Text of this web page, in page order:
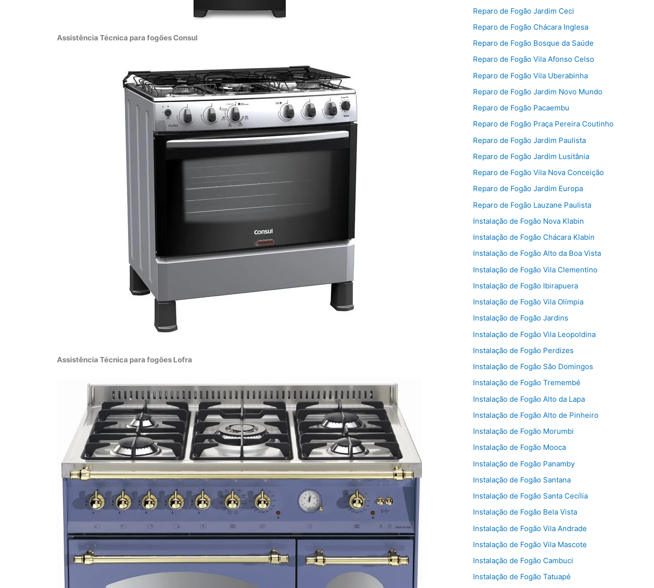
Assistência Técnica para fogões Consul
Assistência Técnica para fogões Lofra
Reparo de Fogão Jardim Ceci
Reparo de Fogão Chácara Inglesa
Reparo de Fogão Bosque da Saúde
Reparo de Fogão Vila Afonso Celso
Reparo de Fogão Vila Uberabinha
Reparo de Fogão Jardim Novo Mundo
Reparo de Fogão Pacaembu
Reparo de Fogão Praça Pereira Coutinho
Reparo de Fogão Jardim Paulista
Reparo de Fogão Jardim Lusitânia
Reparo de Fogão Vila Nova Conceição
Reparo de Fogão Jardim Europa
Reparo de Fogão Lauzane Paulista
Instalação de Fogão Nova Klabin
Instalação de Fogão Chácara Klabin
Instalação de Fogão Alto da Boa Vista
Instalação de Fogão Vila Clementino
Instalação de Fogão Ibirapuera
Instalação de Fogão Vila Olímpia
Instalação de Fogão Jardins
Instalação de Fogão Vila Leopoldina
Instalação de Fogão Perdizes
Instalação de Fogão São Domingos
Instalação de Fogão Tremembé
Instalação de Fogão Alto da Lapa
Instalação de Fogão Alto de Pinheiro
Instalação de Fogão Morumbi
Instalação de Fogão Mooca
Instalação de Fogão Panamby
Instalação de Fogão Santana
Instalação de Fogão Santa Cecília
Instalação de Fogão Bela Vista
Instalação de Fogão Vila Andrade
Instalação de Fogão Vila Mascote
Instalação de Fogão Cambuci
Instalação de Fogão Tatuapé